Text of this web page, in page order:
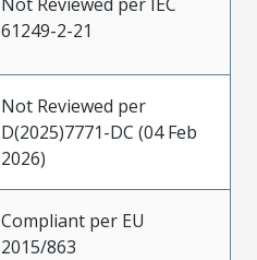
61249-2-21
Not Reviewed per
D(2025)7771-DC (04 Feb
2026)
Compliant per EU
2015/863